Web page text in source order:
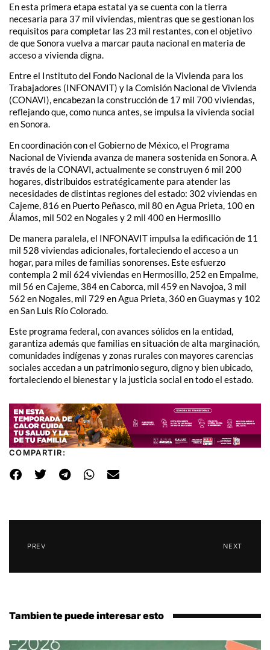
En esta primera etapa estatal ya se cuenta con la tierra
necesaria para 37 mil viviendas, mientras que se gestionan los
requisitos para completar las 23 mil restantes, con el objetivo
de que Sonora vuelva a marcar pauta nacional en materia de
acceso a vivienda digna.
Entre el Instituto del Fondo Nacional de la Vivienda para los
Trabajadores (INFONAVIT) y la Comisión Nacional de Vivienda
(CONAVI), encabezan la construcción de 17 mil 700 viviendas,
reflejando que, como nunca antes, se impulsa la vivienda social
en Sonora.
En coordinación con el Gobierno de México, el Programa
Nacional de Vivienda avanza de manera sostenida en Sonora. A
través de la CONAVI, actualmente se construyen 6 mil 200
hogares, distribuidos estratégicamente para atender las
necesidades de distintas regiones del estado: 302 viviendas en
Cajeme, 816 en Puerto Peñasco, mil 80 en Agua Prieta, 100 en
Álamos, mil 502 en Nogales y 2 mil 400 en Hermosillo
De manera paralela, el INFONAVIT impulsa la edificación de 11
mil 528 viviendas adicionales, fortaleciendo el acceso a un
hogar, para miles de familias sonorenses. Este esfuerzo
contempla 2 mil 624 viviendas en Hermosillo, 252 en Empalme,
mil 56 en Cajeme, 384 en Caborca, mil 459 en Navojoa, 3 mil
562 en Nogales, mil 729 en Agua Prieta, 360 en Guaymas y 102
en San Luis Río Colorado.
Este programa federal, con avances sólidos en la entidad,
garantiza además que familias en situación de alta marginación,
comunidades indígenas y zonas rurales con mayores carencias
sociales accedan a un patrimonio seguro, digno y bien ubicado,
fortaleciendo el bienestar y la justicia social en todo el estado.
COMPARTIR:
PREV NEXT
Tambien te puede interesar esto